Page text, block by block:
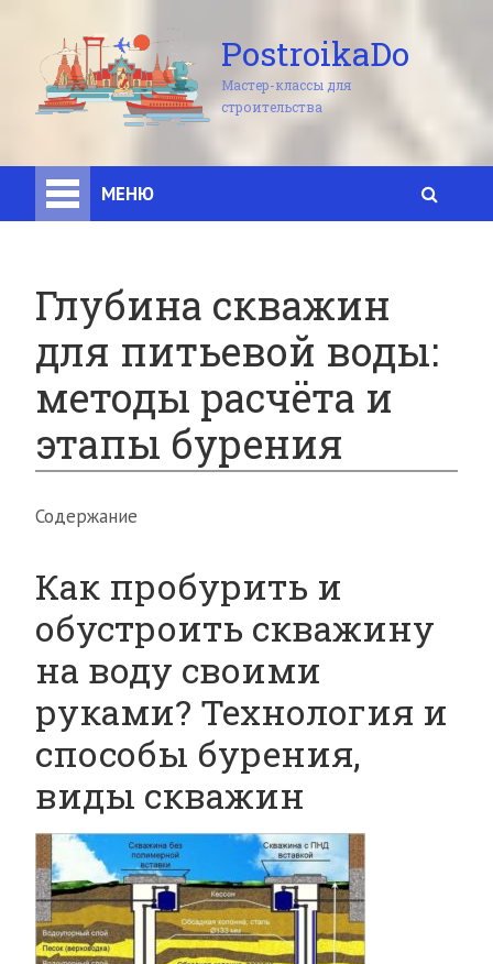
PostroikaDo
Мастер-классы для
строительства
МЕНЮ
Глубина скважин
для питьевой воды:
методы расчёта и
этапы бурения
Содержание
Как пробурить и
обустроить скважину
на воду своими
руками? Технология и
способы бурения,
виды скважин